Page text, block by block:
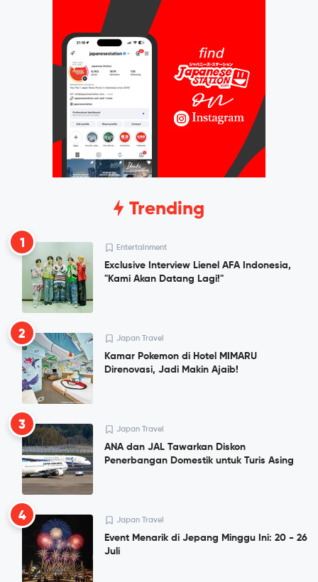
Trending
1 Entertainment
Exclusive Interview Lienel AFA Indonesia,
"Kami Akan Datang Lagi!"
2 Japan Travel
Kamar Pokemon di Hotel MIMARU
Direnovasi, Jadi Makin Ajaib!
3 Japan Travel
ANA dan JAL Tawarkan Diskon
Penerbangan Domestik untuk Turis Asing
4 Japan Travel
Event Menarik di Jepang Minggu Ini: 20 - 26
Juli